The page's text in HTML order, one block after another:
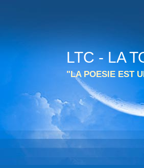
LTC - LA
"LA POESIE EST